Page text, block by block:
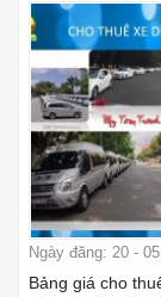
Ngày đăng: 20 -
Bảng giá cho